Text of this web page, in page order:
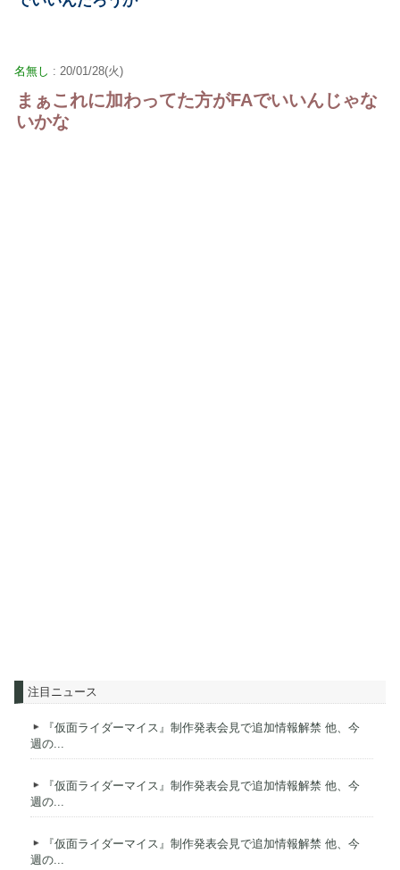
名無し : 20/01/28(火)
まぁこれに加わってた方がFAでいいんじゃな
いかな
注目ニュース
『仮面ライダーマイス』制作発表会見で追加情報解禁 他、今
週の...
『仮面ライダーマイス』制作発表会見で追加情報解禁 他、今
週の...
『仮面ライダーマイス』制作発表会見で追加情報解禁 他、今
週の...